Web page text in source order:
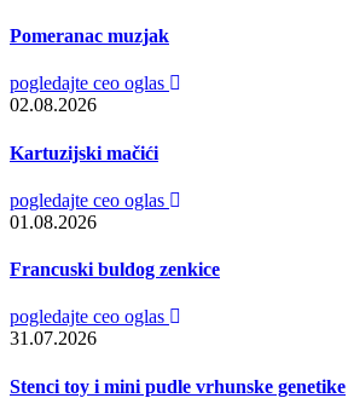
Pomeranac muzjak
pogledajte ceo oglas
02.08.2026
Kartuzijski mačići
pogledajte ceo oglas
01.08.2026
Francuski buldog zenkice
pogledajte ceo oglas
31.07.2026
Stenci toy i mini pudle vrhunske genetike